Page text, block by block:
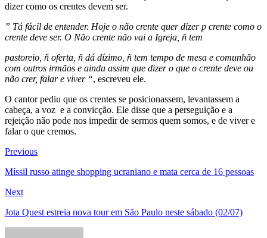
dizer como os crentes devem ser.
” Tá fácil de entender. Hoje o não crente quer dizer p crente como o
crente deve ser. O Não crente não vai a Igreja, ñ tem
pastoreio, ñ oferta, ñ dá dízimo, ñ tem tempo de mesa e comunhão
com outros irmãos e ainda assim que dizer o que o crente deve ou
não crer, falar e viver “, escreveu ele.
O cantor pediu que os crentes se posicionassem, levantassem a
cabeça, a voz e a convicção. Ele disse que a perseguição e a
rejeição não pode nos impedir de sermos quem somos, e de viver e
falar o que cremos.
Navegação
de
Post
PreviousPrevious
Míssil russo atinge shopping ucraniano e mata cerca de 16 pessoas
NextNext
Jota Quest estreia nova tour em São Paulo neste sábado (02/07)